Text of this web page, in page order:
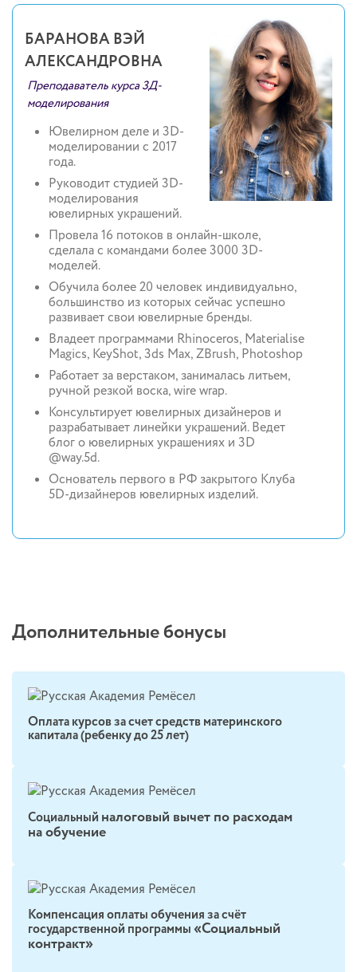
БАРАНОВА ВЭЙ
АЛЕКСАНДРОВНА
Преподаватель курса 3Д-
моделирования
Ювелирном деле и 3D-
моделировании с 2017
года.
Руководит студией 3D-
моделирования
ювелирных украшений.
Провела 16 потоков в онлайн-школе,
сделала с командами более 3000 3D-
моделей.
Обучила более 20 человек индивидуально,
большинство из которых сейчас успешно
развивает свои ювелирные бренды.
Владеет программами Rhinoceros, Materialise
Magics, KeyShot, 3ds Max, ZBrush, Photoshop
Работает за верстаком, занималась литьем,
ручной резкой воска, wire wrap.
Консультирует ювелирных дизайнеров и
разрабатывает линейки украшений. Ведет
блог о ювелирных украшениях и 3D
@way.5d.
Основатель первого в РФ закрытого Клуба
5D-дизайнеров ювелирных изделий.
Дополнительные бонусы
Оплата курсов за счет средств материнского
капитала (ребенку до 25 лет)
Социальный налоговый вычет по расходам
на обучение
Компенсация оплаты обучения за счёт
государственной программы«Социальный
контракт»